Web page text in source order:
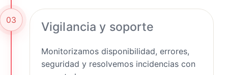
03 Vigilancia y soporte
Monitorizamos disponibilidad, errores,
seguridad y resolvemos incidencias con